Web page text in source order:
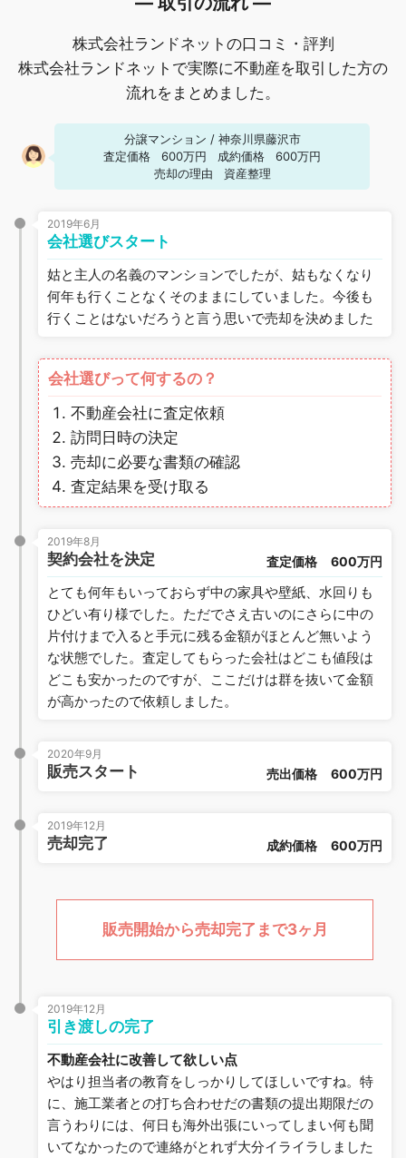
株式会社ランドネットの口コミ・評判
株式会社ランドネットで実際に不動産を取引した方の
流れをまとめました。
分譲マンション / 神奈川県藤沢市
査定価格
600万円 成約価格
600万円
売却の理由
資産整理
2019年6月
会社選びスタート
姑と主人の名義のマンションでしたが、姑もなくなり
何年も行くことなくそのままにしていました。今後も
行くことはないだろうと言う思いで売却を決めました
会社選びって何するの？
不動産会社に査定依頼
訪問日時の決定
売却に必要な書類の確認
査定結果を受け取る
2019年8月
契約会社を決定 査定価格 600万円
とても何年もいっておらず中の家具や壁紙、水回りも
ひどい有り様でした。ただでさえ古いのにさらに中の
片付けまで入ると手元に残る金額がほとんど無いよう
な状態でした。査定してもらった会社はどこも値段は
どこも安かったのですが、ここだけは群を抜いて金額
が高かったので依頼しました。
2020年9月
販売スタート 売出価格 600万円
2019年12月
売却完了 成約価格 600万円
販売開始から売却完了まで3ヶ月
2019年12月
引き渡しの完了
不動産会社に改善して欲しい点
やはり担当者の教育をしっかりしてほしいですね。特
に、施工業者との打ち合わせだの書類の提出期限だの
言うわりには、何日も海外出張にいってしまい何も聞
いてなかったので連絡がとれず大分イライラしました